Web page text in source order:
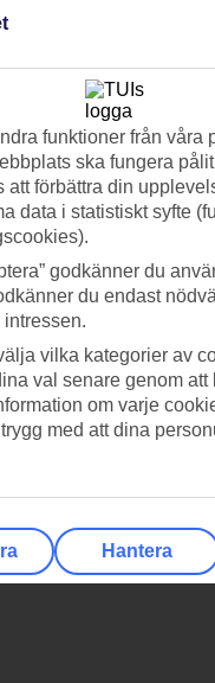
funktioner från våra
ska fungera
att förbättra din
data i statistiskt syfte
godkänner du
du endast
vilka kategorier av
val senare genom att
om varje
med att dina
Hantera